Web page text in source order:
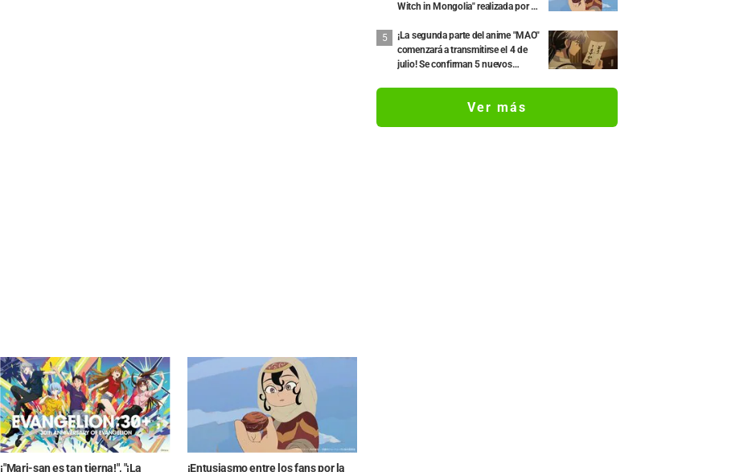
¡"Mari-san es tan tierna!", "¡La
¡Entusiasmo entre los fans por la
Witch in Mongolia" realizada por el
es lo que pasa cuando lo dibuja la
persona con el estilo más diferente
al habitual"
¡La segunda parte del anime "MAO"
comenzará a transmitirse el 4 de
julio! Se confirman 5 nuevos
Ver más